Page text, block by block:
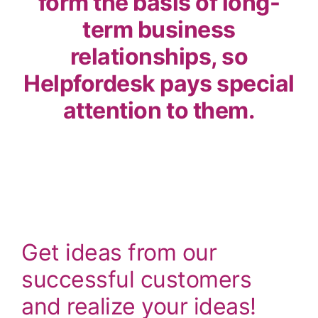
term business
relationships, so
Helpfordesk pays special
attention to them.
Get ideas from our
successful customers
and realize your ideas!